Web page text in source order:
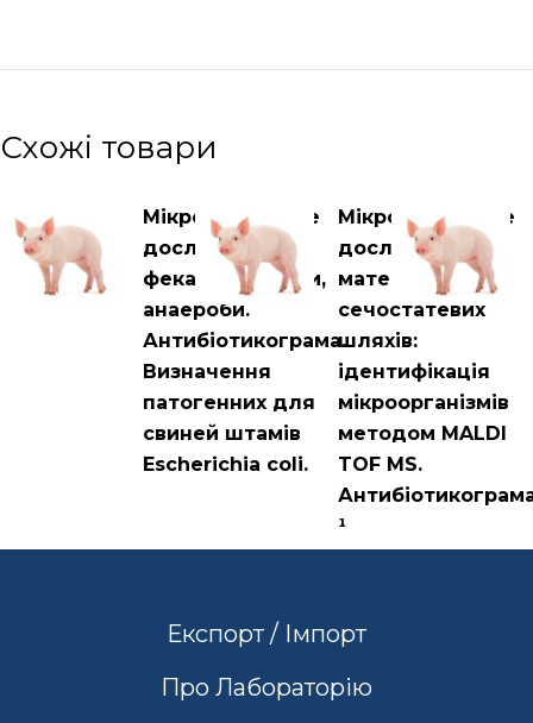
Схожі товари
Мікробіологічне
дослідження
фекалій. Аероби,
анаероби.
Антибіотикограма.
Визначення
патогенних для
свиней штамів
Escherichia coli.
Мікробіологічне
дослідження
матеріалу з
сечостатевих
шляхів:
ідентифікація
мікроорганізмів
методом MALDI
TOF MS.
¹
Експорт / Імпорт
Про Лабораторію